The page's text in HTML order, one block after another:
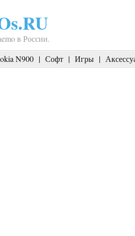
в России.
N900 | Софт | Игры |